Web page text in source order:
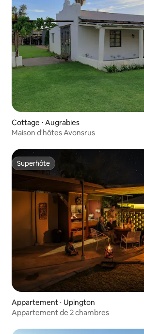
Cottage ⋅ Augrabies
Maison d'hôtes Avonsrus
Superhôte
Superhôte
Appartement ⋅ Upington
Appartement de 2 chambres